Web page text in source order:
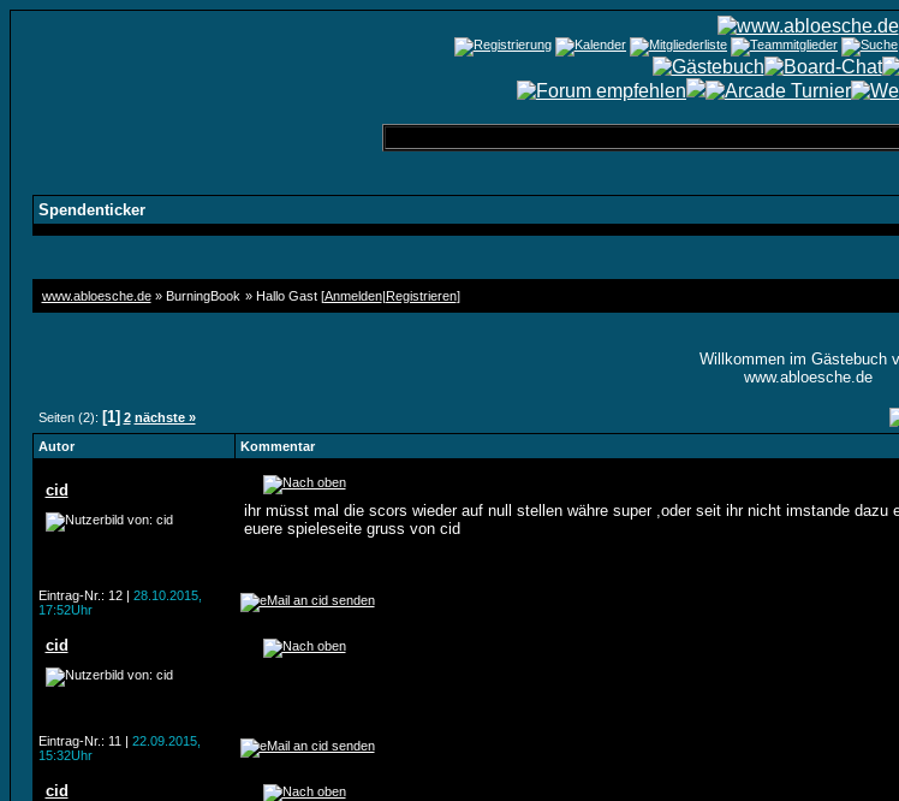
Spendenticker
www.abloesche.de» BurningBook » Hallo Gast [Anmelden|Registrieren]
Willkommen im Gästebuch
www.abloesche.de
Seiten (2): [1] 2 nächste »
Autor
Kommentar
cid
ihr müsst mal die scors wieder auf null stellen währe super ,oder seit ihr nicht imstande
euere spieleseite gruss von cid
Eintrag-Nr.: 12 | 28.10.2015,
17:52Uhr
cid
Eintrag-Nr.: 11 | 22.09.2015,
15:32Uhr
cid